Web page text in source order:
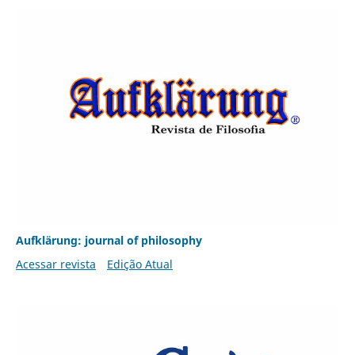
Aufklärung: journal of philosophy
Acessar revista
Edição Atual